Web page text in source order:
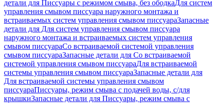
детали для Писсуары с режимом смыва, без ободкаДля систем
управления смывом писсуара наружного монтажа и
встраиваемых систем управления смывом писсуараЗапасные
детали для Для систем управления смывом писсуара
наружного монтажа и встраиваемых систем управления
смывом писсуараСо встраиваемой системой управления
смывом писсуараЗапасные детали для Со встраиваемой
системой управления смывом писсуараДля встраиваемой
системы управления смывом писсуараЗапасные детали для
Для встраиваемой системы управления смывом
писсуараПиссуары, режим смыва с подачей воды, с/для
крышкиЗапасные детали для Писсуары, режим смыва с